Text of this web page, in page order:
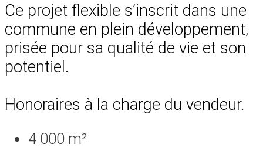
Ce projet flexible s’inscrit dans une
commune en plein développement,
prisée pour sa qualité de vie et son
potentiel.
Honoraires à la charge du vendeur.
4 000 m²